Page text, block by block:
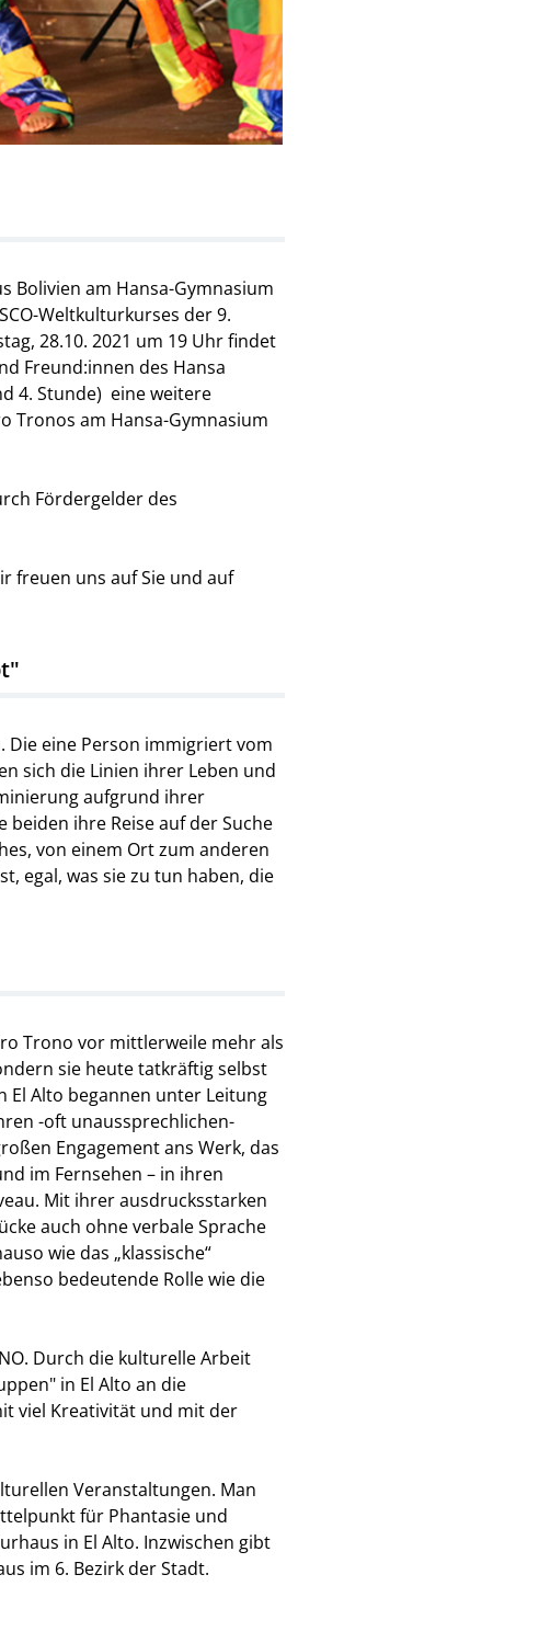
Bolivien am Hansa-Gymnasium
Weltkulturkurses der 9.
28.10. 2021 um 19 Uhr findet
Freund:innen des Hansa
4. Stunde) eine weitere
Tronos am Hansa-Gymnasium
Fördergelder des
freuen uns auf Sie und auf
Die eine Person immigriert vom
sich die Linien ihrer Leben und
aufgrund ihrer
ihre Reise auf der Suche
von einem Ort zum anderen
egal, was sie zu tun haben, die
Trono vor mittlerweile mehr als
sie heute tatkräftig selbst
El Alto begannen unter Leitung
-oft unaussprechlichen-
Engagement ans Werk, das
im Fernsehen – in ihren
Mit ihrer ausdrucksstarken
auch ohne verbale Sprache
wie das „klassische“
bedeutende Rolle wie die
Durch die kulturelle Arbeit
in El Alto an die
viel Kreativität und mit der
Veranstaltungen. Man
für Phantasie und
in El Alto. Inzwischen gibt
im 6. Bezirk der Stadt.